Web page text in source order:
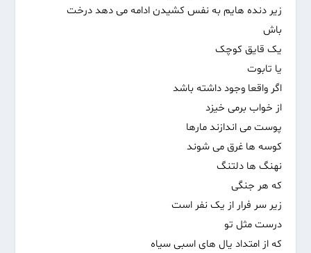
زیر دنده هایم به نفس کشیدن ادامه می دهد درخت
باش
یک قایق کوچک
یا تابوت
اگر واقعا وجود داشته باشد
از خواب برمی خیزد
پوست می اندازند مارها
کوسه ها غرق می شوند
نهنگ ها دلتنگ
که هر جنگی
زیر سر فرار از یک نفر است
درست مثل تو
که از امتداد یال های اسبی سیاه